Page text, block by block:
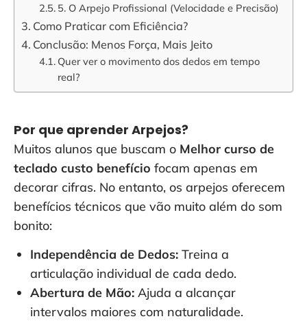
5. O Arpejo Profissional (Velocidade e Precisão)
Como Praticar com Eficiência?
Conclusão: Menos Força, Mais Jeito
Quer ver o movimento dos dedos em tempo
real?
Por que aprender Arpejos?
Muitos alunos que buscam o Melhor curso de
teclado custo benefício focam apenas em
decorar cifras. No entanto, os arpejos oferecem
benefícios técnicos que vão muito além do som
bonito:
Independência de Dedos: Treina a
articulação individual de cada dedo.
Abertura de Mão: Ajuda a alcançar
intervalos maiores com naturalidade.